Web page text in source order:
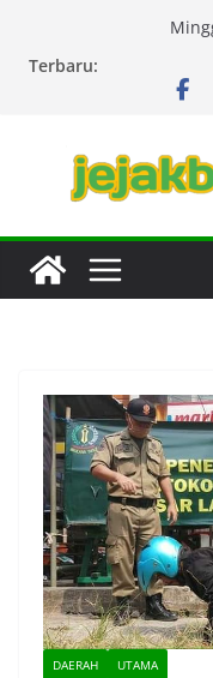
Terbaru:
DAERAH UTAMA